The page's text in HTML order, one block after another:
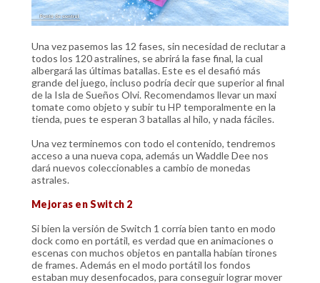
Una vez pasemos las 12 fases, sin necesidad de reclutar a
todos los 120 astralines, se abrirá la fase final, la cual
albergará las últimas batallas. Este es el desafió más
grande del juego, incluso podría decir que superior al final
de la Isla de Sueños Olvi. Recomendamos llevar un maxi
tomate como objeto y subir tu HP temporalmente en la
tienda, pues te esperan 3 batallas al hilo, y nada fáciles.
Una vez terminemos con todo el contenido, tendremos
acceso a una nueva copa, además un Waddle Dee nos
dará nuevos coleccionables a cambio de monedas
astrales.
Mejoras en Switch 2
Si bien la versión de Switch 1 corría bien tanto en modo
dock como en portátil, es verdad que en animaciones o
escenas con muchos objetos en pantalla habían tirones
de frames. Además en el modo portátil los fondos
estaban muy desenfocados, para conseguir lograr mover